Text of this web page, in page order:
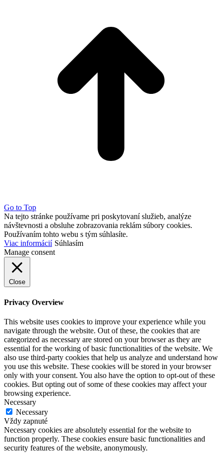
Go to Top
Na tejto stránke používame pri poskytovaní služieb, analýze
návštevnosti a obsluhe zobrazovania reklám súbory cookies.
Používaním tohto webu s tým súhlasíte.
Viac informácií Súhlasím
Manage consent
Close
Privacy Overview
This website uses cookies to improve your experience while you
navigate through the website. Out of these, the cookies that are
categorized as necessary are stored on your browser as they are
essential for the working of basic functionalities of the website. We
also use third-party cookies that help us analyze and understand how
you use this website. These cookies will be stored in your browser
only with your consent. You also have the option to opt-out of these
cookies. But opting out of some of these cookies may affect your
browsing experience.
Necessary
Necessary
Vždy zapnuté
Necessary cookies are absolutely essential for the website to
function properly. These cookies ensure basic functionalities and
security features of the website, anonymously.